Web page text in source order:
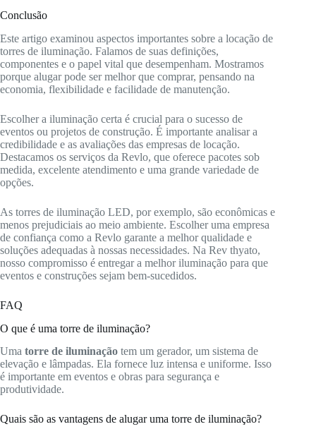
Conclusão
Este artigo examinou aspectos importantes sobre a locação de
torres de iluminação. Falamos de suas definições,
componentes e o papel vital que desempenham. Mostramos
porque alugar pode ser melhor que comprar, pensando na
economia, flexibilidade e facilidade de manutenção.
Escolher a iluminação certa é crucial para o sucesso de
eventos ou projetos de construção. É importante analisar a
credibilidade e as avaliações das empresas de locação.
Destacamos os serviços da Revlo, que oferece pacotes sob
medida, excelente atendimento e uma grande variedade de
opções.
As torres de iluminação LED, por exemplo, são econômicas e
menos prejudiciais ao meio ambiente. Escolher uma empresa
de confiança como a Revlo garante a melhor qualidade e
soluções adequadas à nossas necessidades. Na Rev thyato,
nosso compromisso é entregar a melhor iluminação para que
eventos e construções sejam bem-sucedidos.
FAQ
O que é uma torre de iluminação?
Uma torre de iluminação tem um gerador, um sistema de
elevação e lâmpadas. Ela fornece luz intensa e uniforme. Isso
é importante em eventos e obras para segurança e
produtividade.
Quais são as vantagens de alugar uma torre de iluminação?